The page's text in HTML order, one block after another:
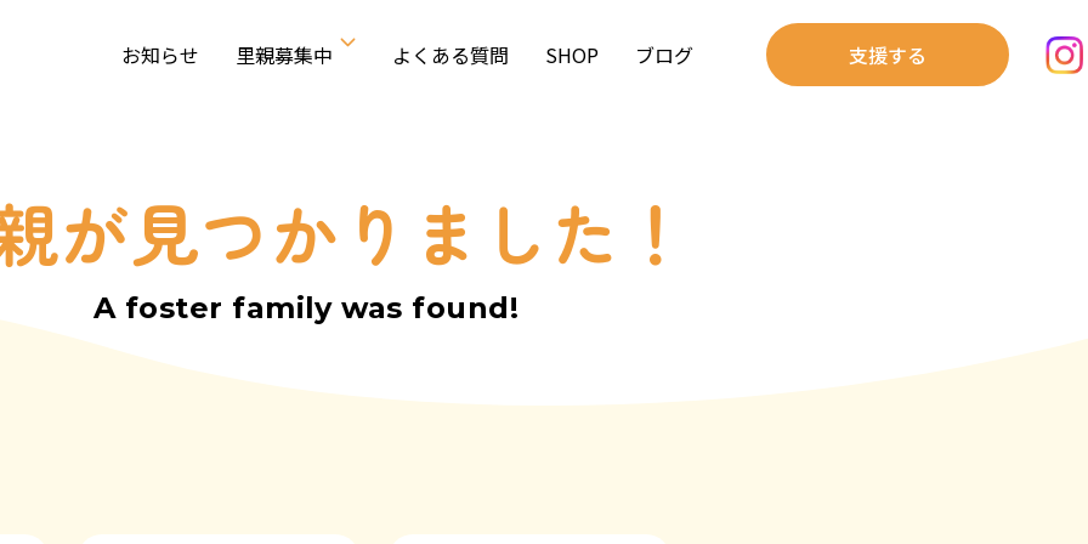
お知らせ 里親募集中 よくある質問 SHOP ブログ 支援する
が見つかりました！
A foster family was found!